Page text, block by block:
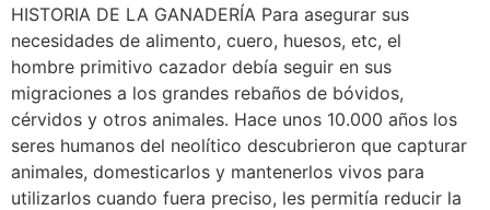
HISTORIA DE LA GANADERÍA Para asegurar sus
necesidades de alimento, cuero, huesos, etc, el
hombre primitivo cazador debía seguir en sus
migraciones a los grandes rebaños de bóvidos,
cérvidos y otros animales. Hace unos 10.000 años los
seres humanos del neolítico descubrieron que capturar
animales, domesticarlos y mantenerlos vivos para
utilizarlos cuando fuera preciso, les permitía reducir la